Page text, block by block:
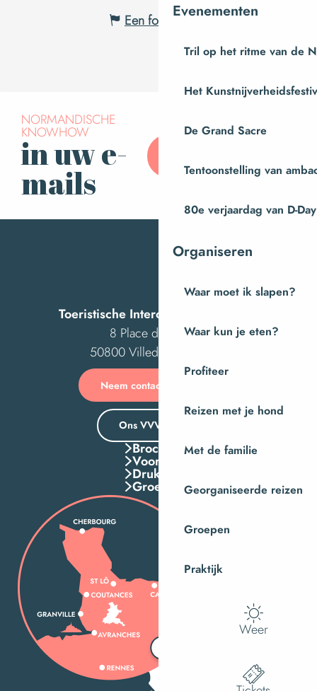
Evenementen
Tril op het ritme van de
Het
De Grand Sacre
Tentoonstelling van
80e verjaardag van D-Day
Organiseren
Waar moet ik slapen?
Waar kun je eten?
Profiteer
Reizen met je hond
Met de familie
Georganiseerde reizen
Groepen
Praktijk
Weer
Een fout melden
NORMANDISCHE
KNOWHOW
in uw e-
mails
Toeristische Intercom van Villedieu
8 Place des Costils
50800 Villedieu-les-Poêles
Neem contact met ons op
Ons VVV-kantoor
Brochures
Voordelen
Druk Op
Groepen